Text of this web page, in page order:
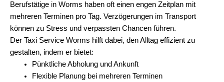
Berufstätige in Worms haben oft einen engen Zeitplan mit
mehreren Terminen pro Tag. Verzögerungen im Transport
können zu Stress und verpassten Chancen führen.
Der Taxi Service Worms hilft dabei, den Alltag effizient zu
gestalten, indem er bietet:
Pünktliche Abholung und Ankunft
Flexible Planung bei mehreren Terminen